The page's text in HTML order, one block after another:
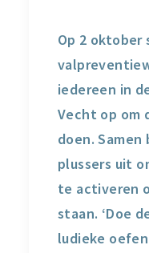
Op 2
iedereen in
Vecht op om
doen. Samen
plussers uit
te activeren
staan. ‘Doe
ludieke